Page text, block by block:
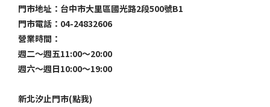
門市地址：台中市大里區國光路2段500號B1
門市電話：04-24832606
營業時間：
週二～週五11:00～20:00
週六～週日10:00～19:00
新北汐止門市(點我)